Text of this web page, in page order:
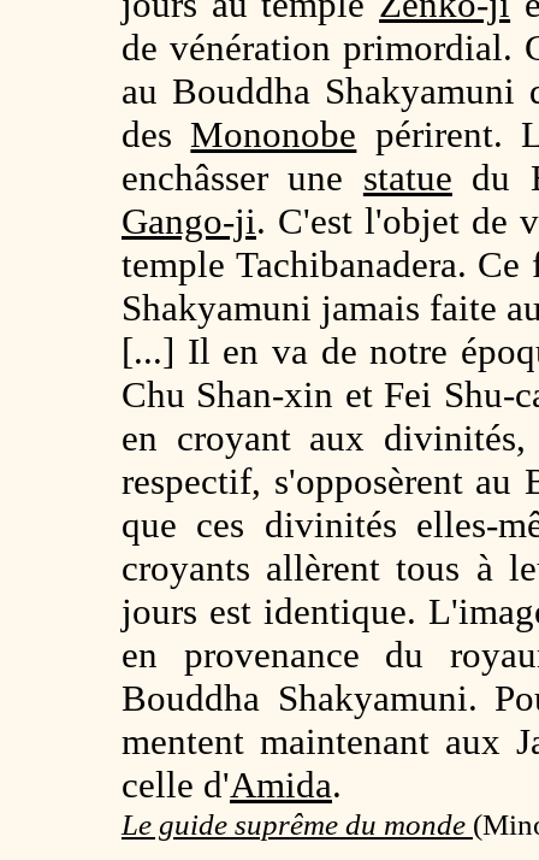
de vénération primordial.
au Bouddha Shakyamuni
des Mononobe périrent.
enchâsser une statue du
Gango-ji. C'est l'objet de
temple Tachibanadera.
Shakyamuni jamais faite
[...] Il en va de notre
Chu Shan-xin et Fei Shu-
en croyant aux
respectif, s'opposèrent au
que ces divinités elles-
croyants allèrent tous à
jours est identique.
en provenance du
Bouddha Shakyamuni.
mentent maintenant aux
celle d'Amida.
Le guide suprême du monde